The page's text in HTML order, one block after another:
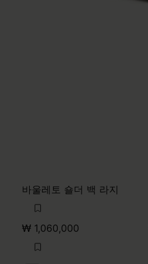
바울레토 숄더 백 라지
₩ 1,060,000